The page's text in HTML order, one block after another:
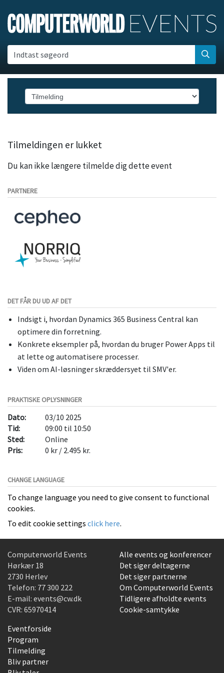
Indtast søgeord
Tilmeldingen er lukket
Du kan ikke længere tilmelde dig dette event
PARTNERE
DET FÅR DU UD AF DET
Indsigt i, hvordan Dynamics 365 Business Central kan
optimere din forretning.
Konkrete eksempler på, hvordan du bruger Power Apps til
at lette og automatisere processer.
Viden om AI-løsninger skræddersyet til SMV'er.
PRAKTISKE OPLYSNINGER
Dato:
03/10 2025
Tid:
09:00 til 10:50
Sted:
Online
Pris:
0 kr / 2.495 kr.
CHANGE LANGUAGE
To change language you need to give consent to functional
cookies.
To edit cookie settings click here.
Computerworld Events
Hørkær 18
2730 Herlev
Telefon: 77 300 222
E-mail: events@cw.dk
CVR: 65970414
Alle events og konferencer
Det siger deltagerne
Det siger partnerne
Om Computerworld Events
Tidligere afholdte events
Cookie-samtykke
Eventforside
Program
Tilmelding
Bliv partner